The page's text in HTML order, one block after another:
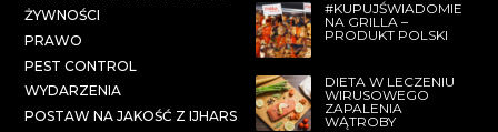
ŻYWNOŚCI
PRAWO
PEST CONTROL
WYDARZENIA
POSTAW NA JAKOŚĆ Z IJHARS
#KUPUJŚWIADOMIE
NA GRILLA –
PRODUKT POLSKI
DIETA W LECZENIU
WIRUSOWEGO
ZAPALENIA
WĄTROBY